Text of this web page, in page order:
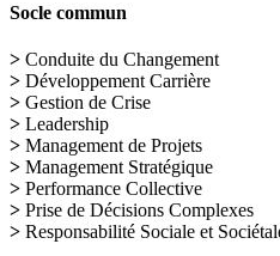
Socle commun
> Conduite du Changement
> Développement Carrière
> Gestion de Crise
> Leadership
> Management de Projets
> Management Stratégique
> Performance Collective
> Prise de Décisions Complexes
> Responsabilité Sociale et